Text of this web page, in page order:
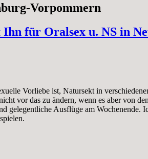
Vorpommern
Ihn für Oralsex u. NS in
Vorliebe ist, Natursekt in
vor das zu ändern, wenn es aber von
gelegentliche Ausflüge am Wochenende.